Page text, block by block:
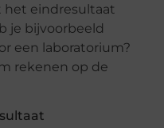
het eindresultaat
je bijvoorbeeld
een laboratorium?
rekenen op de